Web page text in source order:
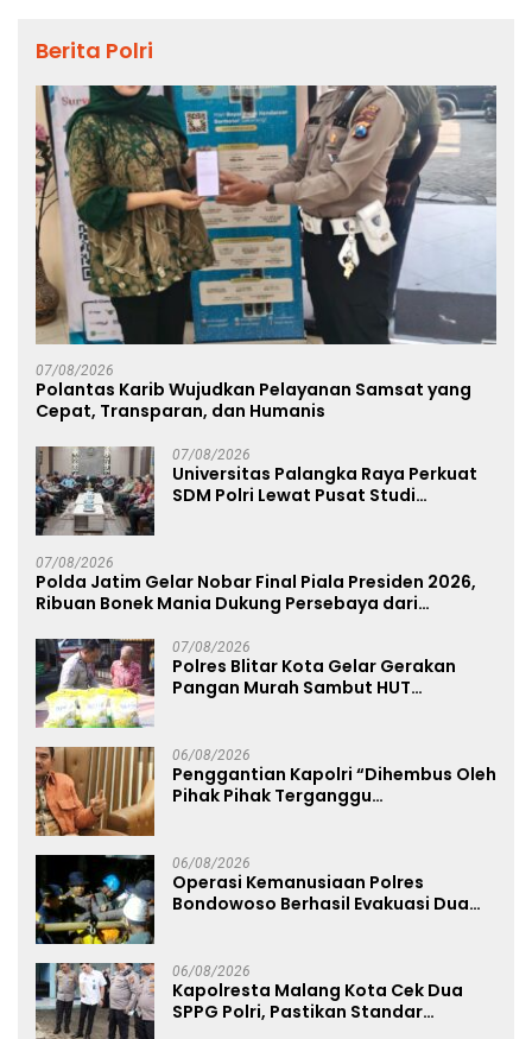
Berita Polri
07/08/2026
Polantas Karib Wujudkan Pelayanan Samsat yang
Cepat, Transparan, dan Humanis
07/08/2026
Universitas Palangka Raya Perkuat
SDM Polri Lewat Pusat Studi
07/08/2026
Polda Jatim Gelar Nobar Final Piala Presiden 2026,
Ribuan Bonek Mania Dukung Persebaya dari
07/08/2026
Polres Blitar Kota Gelar Gerakan
Pangan Murah Sambut HUT
06/08/2026
Penggantian Kapolri “Dihembus Oleh
Pihak Pihak Terganggu
06/08/2026
Operasi Kemanusiaan Polres
Bondowoso Berhasil Evakuasi Dua
06/08/2026
Kapolresta Malang Kota Cek Dua
SPPG Polri, Pastikan Standar